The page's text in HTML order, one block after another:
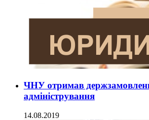
ЧНУ отримав
адміністрування
14.08.2019